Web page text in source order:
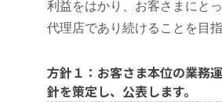
利益をはかり、お客さまにと
代理店であり続けることを目指
方針１：お客さま本位の業務
針を策定し、公表します。